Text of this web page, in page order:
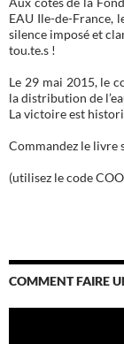
EAU Ile-de-France,
silence imposé et
tou.te.s !
Le 29 mai 2015, le
la distribution de
La victoire est
Commandez le livre
(utilisez le code
COMMENT FAIRE